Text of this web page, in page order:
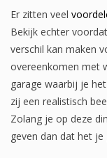
Er zitten veel
Bekijk echter
verschil kan maken
overeenkomen met
garage waarbij je
zij een realistisch
Zolang je op deze
geven dan dat het je